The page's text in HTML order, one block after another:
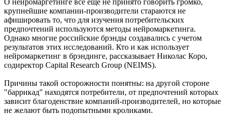
крупнейшие компании-производители стараются не
афишировать то, что для изучения потребительских
предпочтений используются методы нейромаркетинга.
Однако многие российские брэнды создавались с учетом
результатов этих исследований. Кто и как использует
нейромаркетинг в брэндинге, рассказывает Николас Коро,
содиректор Capital Research Group (NEIMS).
Причины такой осторожности понятны: на другой стороне
"баррикад" находятся потребители, от предпочтений которых
зависит благоденствие компаний-производителей, но которые
не желают быть подопытными кроликами.